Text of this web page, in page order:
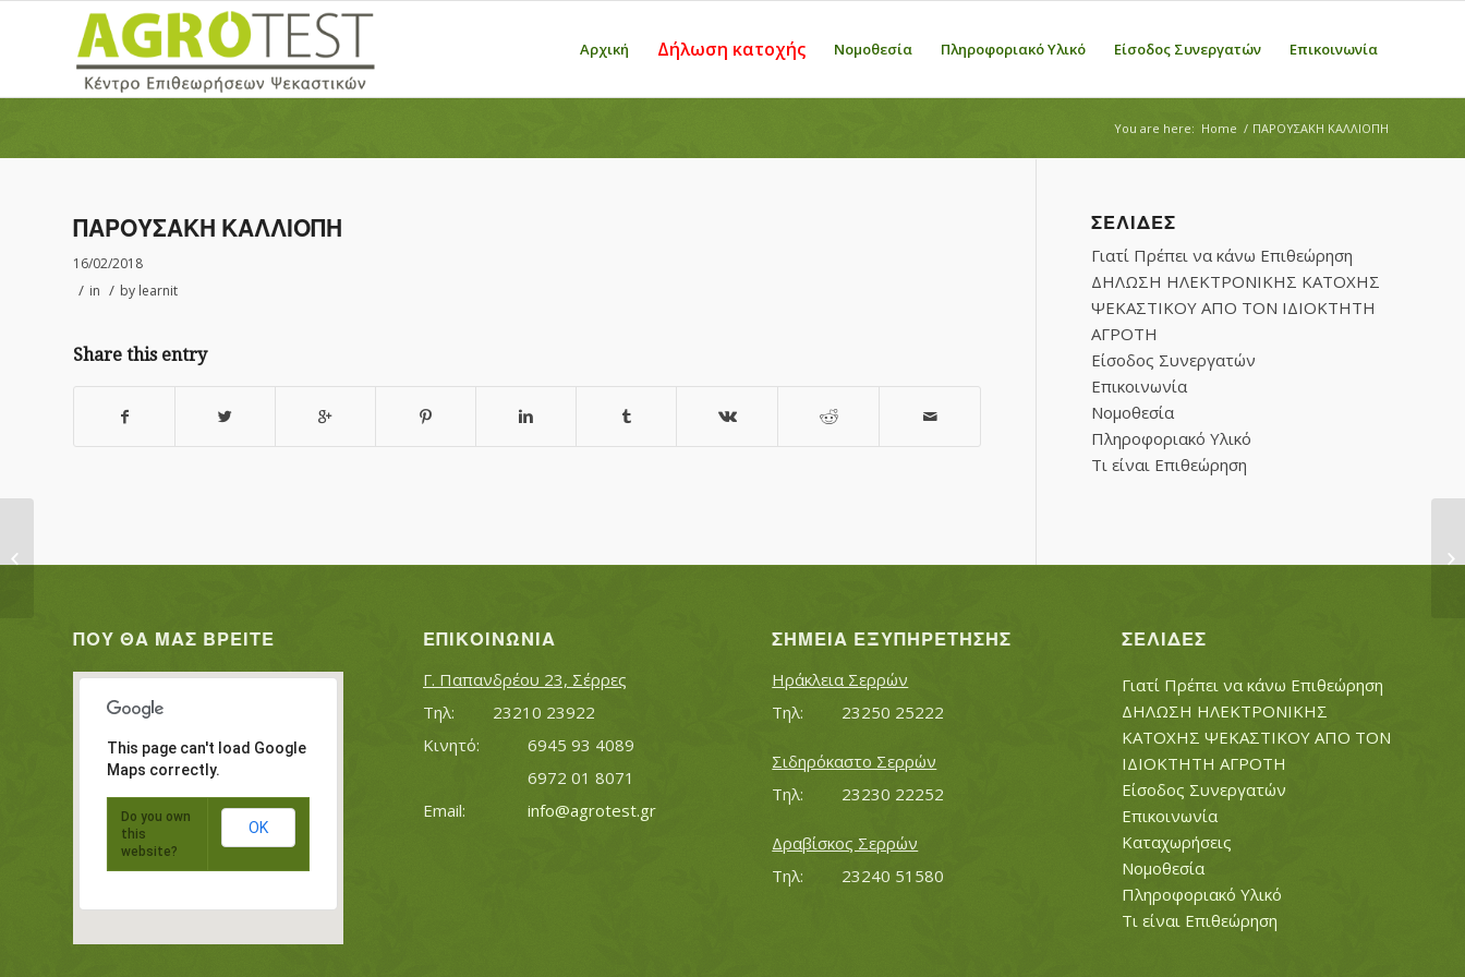
Αρχική Δήλωση κατοχής Νομοθεσία Πληροφοριακό Υλικό Είσοδος Συνεργατών Επικοινωνία
You are here: Home / ΠΑΡΟΥΣΑΚΗ ΚΑΛΛΙΟΠΗ
ΠΑΡΟΥΣΑΚΗ ΚΑΛΛΙΟΠΗ
16/02/2018
/ in / by learnit
Share this entry
ΣΕΛΊΔΕΣ
Γιατί Πρέπει να κάνω Επιθεώρηση
ΔΗΛΩΣΗ ΗΛΕΚΤΡΟΝΙΚΗΣ ΚΑΤΟΧΗΣ
ΨΕΚΑΣΤΙΚΟΥ ΑΠΟ ΤΟΝ ΙΔΙΟΚΤΗΤΗ
ΑΓΡΟΤΗ
Είσοδος Συνεργατών
Επικοινωνία
Νομοθεσία
Πληροφοριακό Υλικό
Τι είναι Επιθεώρηση
ΠΟΥ ΘΑ ΜΑΣ ΒΡΕΊΤΕ
This page can't load Google
Maps correctly.
Do you own
this
website?
OK
ΕΠΙΚΟΙΝΩΝΊΑ
Γ. Παπανδρέου 23, Σέρρες
Τηλ:		23210 23922
Κινητό:		6945 93 4089
			6972 01 8071
info@agrotest.gr
ΣΗΜΕΊΑ ΕΞΥΠΗΡΈΤΗΣΗΣ
Ηράκλεια Σερρών
Τηλ:		23250 25222
Σιδηρόκαστο Σερρών
Τηλ:		23230 22252
Δραβίσκος Σερρών
Τηλ:		23240 51580
ΣΕΛΊΔΕΣ
Γιατί Πρέπει να κάνω Επιθεώρηση
ΔΗΛΩΣΗ ΗΛΕΚΤΡΟΝΙΚΗΣ
ΚΑΤΟΧΗΣ ΨΕΚΑΣΤΙΚΟΥ ΑΠΟ ΤΟΝ
ΙΔΙΟΚΤΗΤΗ ΑΓΡΟΤΗ
Είσοδος Συνεργατών
Επικοινωνία
Καταχωρήσεις
Νομοθεσία
Πληροφοριακό Υλικό
Τι είναι Επιθεώρηση